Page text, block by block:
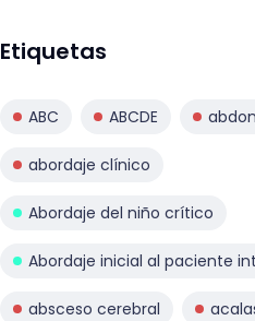
Etiquetas
ABC ABCDE
abordaje clínico
Abordaje del niño crítico
Abordaje inicial al paciente
absceso cerebral